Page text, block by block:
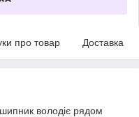
про товар Доставка
володіє рядом